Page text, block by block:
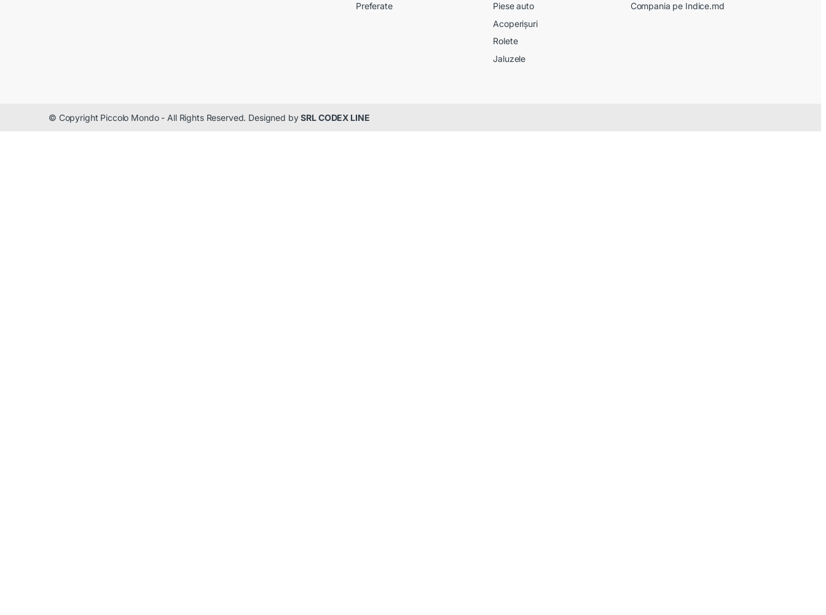
Preferate
Piese auto
Acoperișuri
Rolete
Jaluzele
Compania pe Indice.md
© Copyright Piccolo Mondo - All Rights Reserved. Designed bySRL CODEX LINE